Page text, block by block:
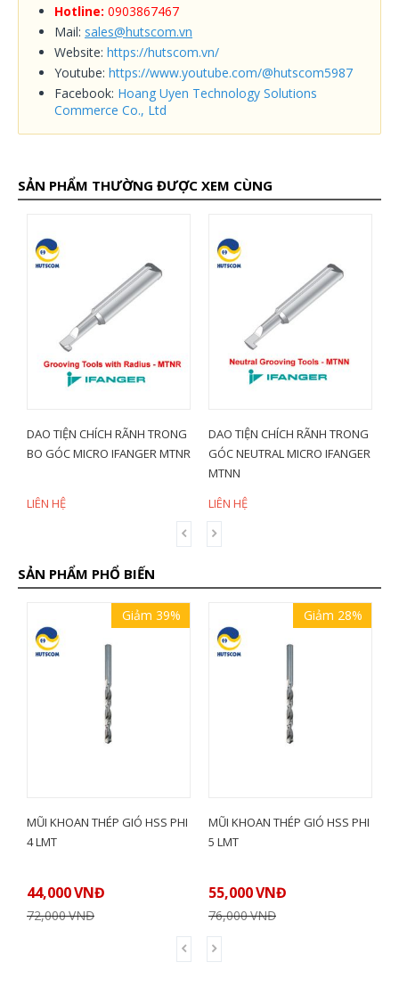
Hotline: 0903867467
Mail: sales@hutscom.vn
Website: https://hutscom.vn/
Youtube: https://www.youtube.com/@hutscom5987
Facebook: Hoang Uyen Technology Solutions
Commerce Co., Ltd
SẢN PHẨM THƯỜNG ĐƯỢC XEM CÙNG
DAO TIỆN CHÍCH RÃNH TRONG
BO GÓC MICRO IFANGER MTNR
LIÊN HỆ
DAO TIỆN CHÍCH RÃNH TRONG
GÓC NEUTRAL MICRO IFANGER
MTNN
LIÊN HỆ
SẢN PHẨM PHỔ BIẾN
Giảm 39%
MŨI KHOAN THÉP GIÓ HSS PHI
4 LMT
44,000VNĐ
72,000VNĐ
Giảm 28%
MŨI KHOAN THÉP GIÓ HSS PHI
5 LMT
55,000VNĐ
76,000VNĐ